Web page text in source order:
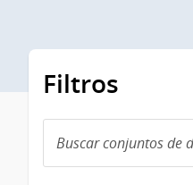
Filtros
conjuntos
de